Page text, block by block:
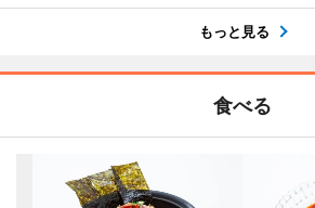
もっと見る
食べる